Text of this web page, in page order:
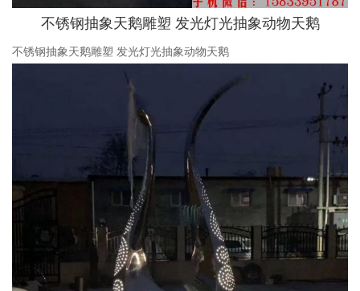
不锈钢抽象天鹅雕塑 发光灯光抽象动物天鹅
不锈钢抽象天鹅雕塑 发光灯光抽象动物天鹅